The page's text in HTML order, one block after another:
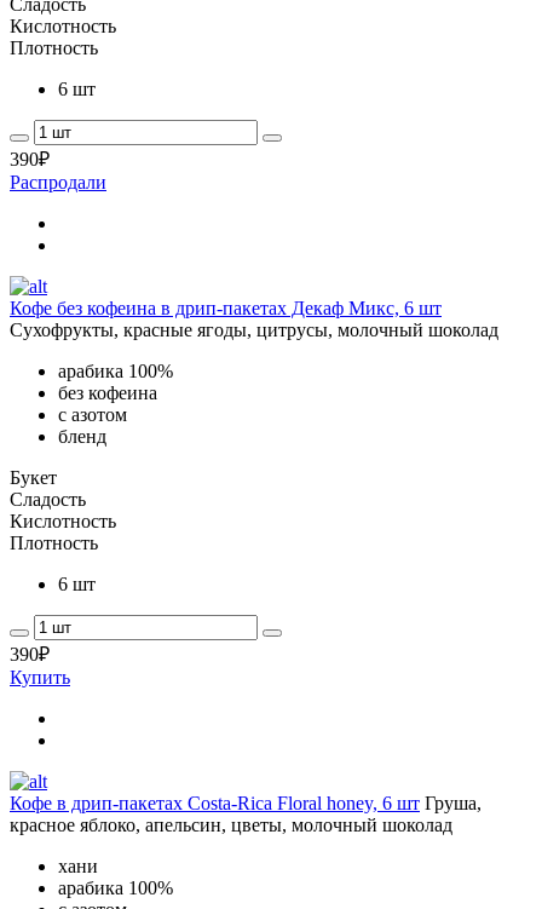
Кислотность
Плотность
6 шт
390₽
Распродали
Кофе без кофеина в дрип-пакетах Декаф Микс, 6 шт
Сухофрукты, красные ягоды, цитрусы, молочный шоколад
арабика 100%
без кофеина
с азотом
бленд
Букет
Сладость
Кислотность
Плотность
6 шт
390₽
Купить
Кофе в дрип-пакетах Costa-Rica Floral honey, 6 шт Груша,
красное яблоко, апельсин, цветы, молочный шоколад
хани
арабика 100%